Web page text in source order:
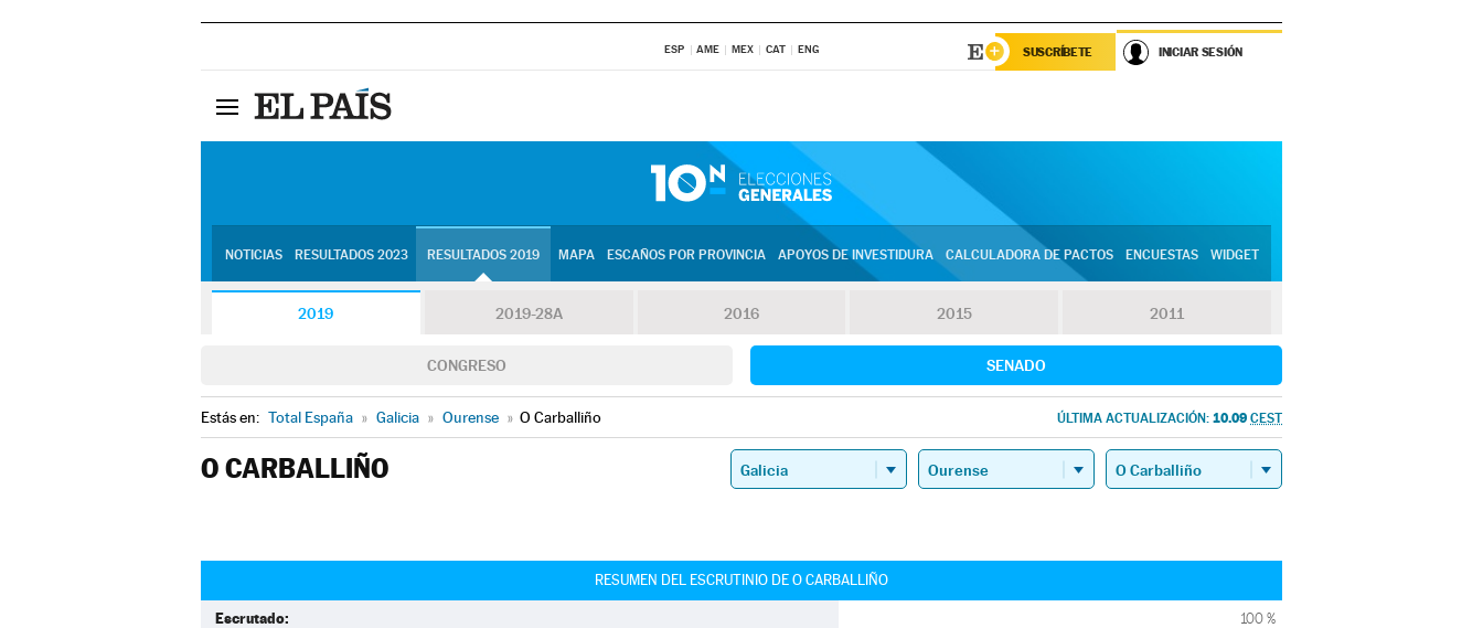
ESP AME MEX CAT ENG SUSCRÍBETE INICIAR SESIÓN
NOTICIAS RESULTADOS 2023 RESULTADOS 2019 MAPA ESCAÑOS POR PROVINCIA APOYOS DE INVESTIDURA CALCULADORA DE PACTOS ENCUESTAS WIDGET
2019 2019-28A 2016 2015 2011
CONGRESO SENADO
Estás en: Total España » Galicia » Ourense » O Carballiño ÚLTIMA ACTUALIZACIÓN: 10.09 CEST
O CARBALLIÑO
RESUMEN DEL ESCRUTINIO DE O CARBALLIÑO
Escrutado: 100 %